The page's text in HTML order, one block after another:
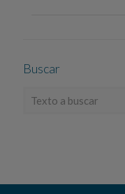
Buscar